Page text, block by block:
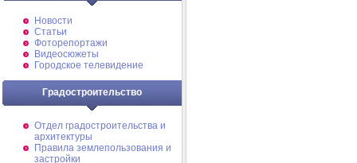
Новости
Статьи
Фоторепортажи
Видеосюжеты
Городское телевидение
Градостроительство
Отдел градостроительства и
архитектуры
Правила землепользования и
застройки